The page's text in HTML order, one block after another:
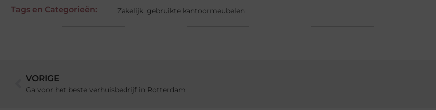
Tags en Categorieën: Zakelijk, gebruikte kantoormeubelen
VORIGE
Ga voor het beste verhuisbedrijf in Rotterdam